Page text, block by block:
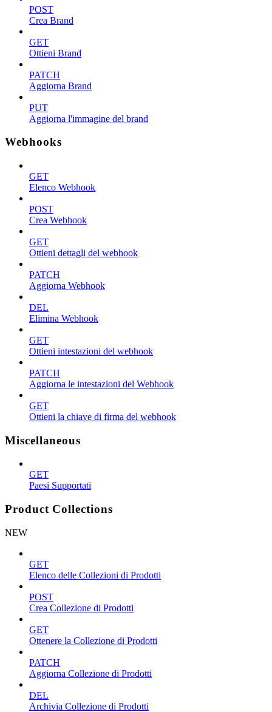
POST
Crea Brand
GET
Ottieni Brand
PATCH
Aggiorna Brand
PUT
Aggiorna l'immagine del brand
Webhooks
GET
Elenco Webhook
POST
Crea Webhook
GET
Ottieni dettagli del webhook
PATCH
Aggiorna Webhook
DEL
Elimina Webhook
GET
Ottieni intestazioni del webhook
PATCH
Aggiorna le intestazioni del Webhook
GET
Ottieni la chiave di firma del webhook
Miscellaneous
GET
Paesi Supportati
Product Collections
NEW
GET
Elenco delle Collezioni di Prodotti
POST
Crea Collezione di Prodotti
GET
Ottenere la Collezione di Prodotti
PATCH
Aggiorna Collezione di Prodotti
DEL
Archivia Collezione di Prodotti